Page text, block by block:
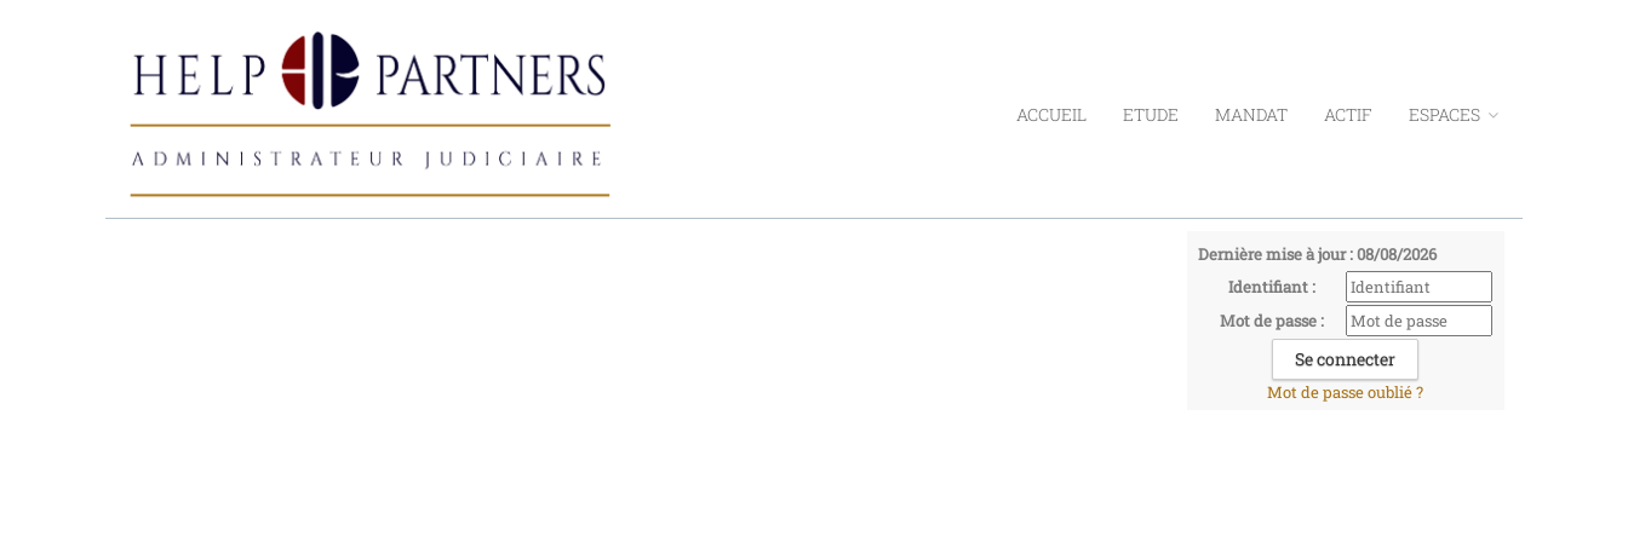
ACCUEIL ETUDE MANDAT ACTIF ESPACES
Dernière mise à jour : 08/08/2026
Identifiant :
Mot de passe :
Mot de passe oublié ?